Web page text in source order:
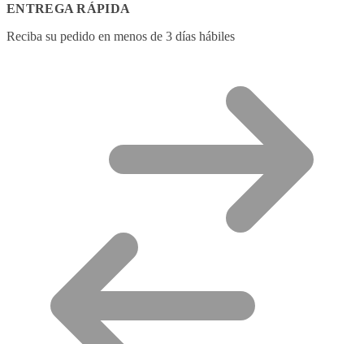
ENTREGA RÁPIDA
Reciba su pedido en menos de 3 días hábiles